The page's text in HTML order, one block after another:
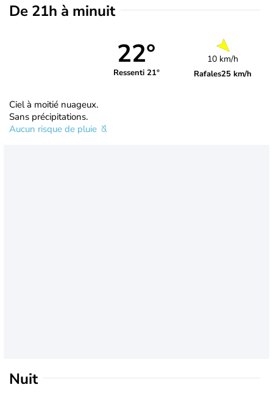
De 21h à minuit
22°
Ressenti 21°
10 km/h
Rafales25 km/h
Ciel à moitié nuageux.
Sans précipitations.
Aucun risque de pluie
Nuit